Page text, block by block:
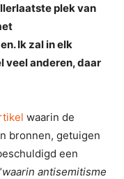
plek van
Ik zal in elk
veel anderen, daar
waarin de
bronnen, getuigen
een
waarin antisemitisme